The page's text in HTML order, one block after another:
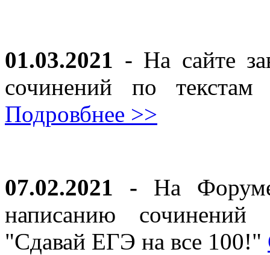
01.03.2021 - На сайте
сочинений по
Подровбнее >>
07.02.2021 - На
написанию
"Сдавай ЕГЭ на все 100!"